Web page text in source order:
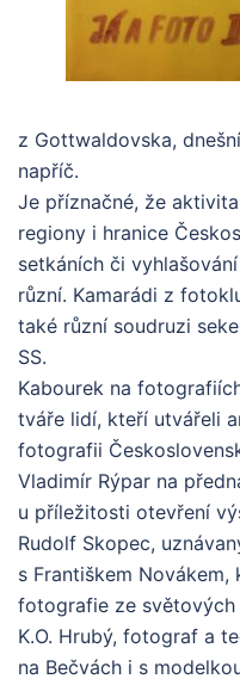
z Gottwaldovska,
napříč.
Je příznačné, že
regiony i hranice
setkáních či
různí. Kamarádi z
také různí soudruzi
SS.
Kabourek na
tváře lidí, kteří utvářeli
fotografii
Vladimír Rýpar na
u příležitosti otevření
Rudolf Skopec,
s Františkem
fotografie ze světových
K.O. Hrubý, fotograf a
na Bečvách i s